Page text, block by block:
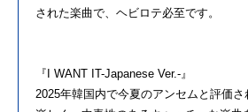
された楽曲で、ヘビロテ必至です。
『I WANT IT-Japanese Ver.-』
2025年韓国内で今夏のアンセムと評価